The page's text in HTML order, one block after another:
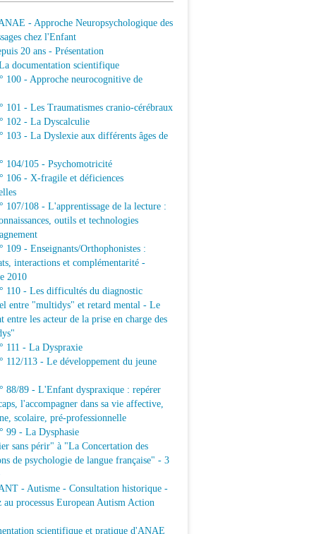
- Approche Neuropsychologique des
chez l'Enfant
20 ans - Présentation
documentation scientifique
100 - Approche neurocognitive de
101 - Les Traumatismes cranio-cérébraux
102 - La Dyscalculie
103 - La Dyslexie aux différents âges de
104/105 - Psychomotricité
106 - X-fragile et déficiences
107/108 - L'apprentissage de la lecture :
outils et technologies
109 - Enseignants/Orthophonistes :
interactions et complémentarité -
2010
110 - Les difficultés du diagnostic
entre "multidys" et retard mental - Le
entre les acteur de la prise en charge des
111 - La Dyspraxie
112/113 - Le développement du jeune
88/89 - L'Enfant dyspraxique : repérer
l'accompagner dans sa vie affective,
scolaire, pré-professionnelle
99 - La Dysphasie
sans périr" à "La Concertation des
de psychologie de langue française" - 3
- Autisme - Consultation historique -
au processus European Autism Action
scientifique et pratique d'ANAE